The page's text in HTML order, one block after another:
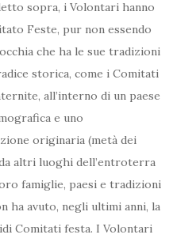
sopra, i Volontari hanno
Feste, pur non essendo
che ha le sue tradizioni
storica, come i Comitati
all’interno di un paese
e uno
originaria (metà dei
altri luoghi dell’entroterra
famiglie, paesi e tradizioni
ha avuto, negli ultimi anni, la
Comitati festa. I Volontari